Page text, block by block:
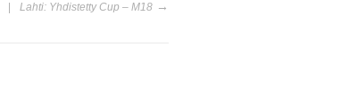
Lahti: Yhdistetty Cup – M18